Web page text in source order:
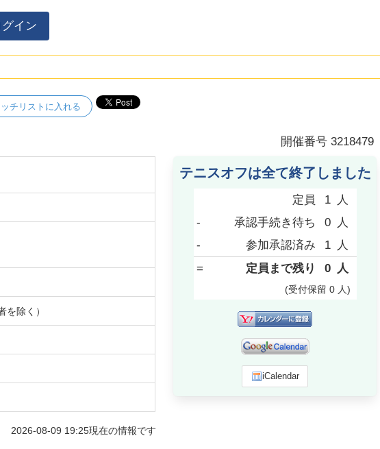
グイン
チリストに入れる
開催番号 3218479
を除く）
2026-08-09 19:25現在の情報です
テニスオフは全て終了しました
定員 1
人
-
承認手続き待ち 0
人
-
参加承認済み 1
人
=
定員まで残り 0 人
(受付保留0 人)
iCalendar